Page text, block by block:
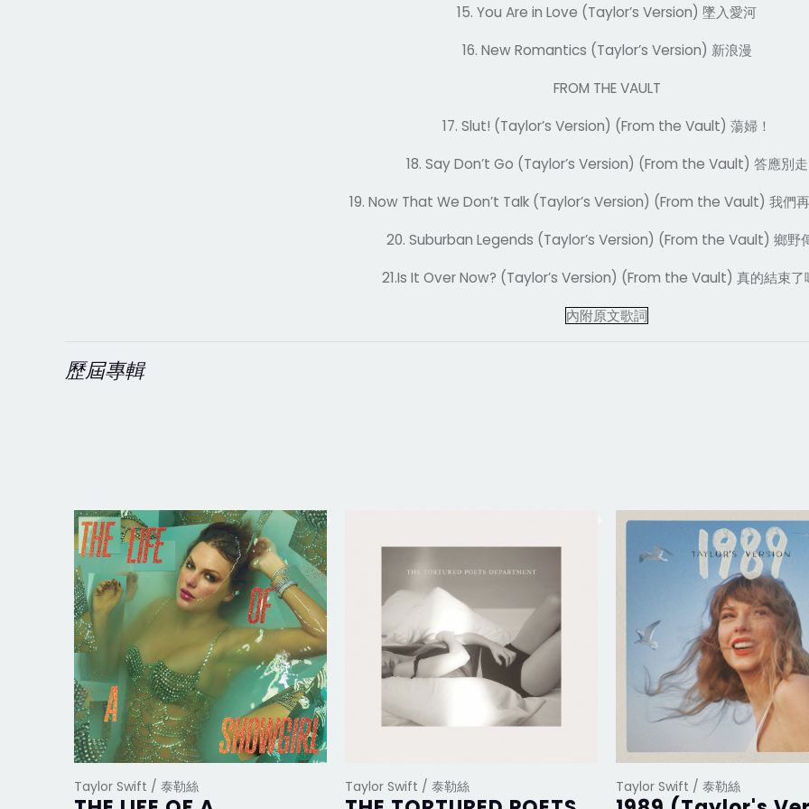
15. You Are in Love (Taylor’s Version) 墜入愛河
16. New Romantics (Taylor’s Version) 新浪漫
FROM THE VAULT
17. Slut! (Taylor’s Version) (From the Vault) 蕩婦！
18. Say Don’t Go (Taylor’s Version) (From the Vault) 答應別走
19. Now That We Don’t Talk (Taylor’s Version) (From the Vault) 我們
20. Suburban Legends (Taylor’s Version) (From the Vault) 鄉野
21.Is It Over Now? (Taylor’s Version) (From the Vault) 真的結束了
內附原文歌詞
歷屆專輯
Taylor Swift / 泰勒絲 Taylor Swift / 泰勒絲 Taylor Swift / 泰勒絲